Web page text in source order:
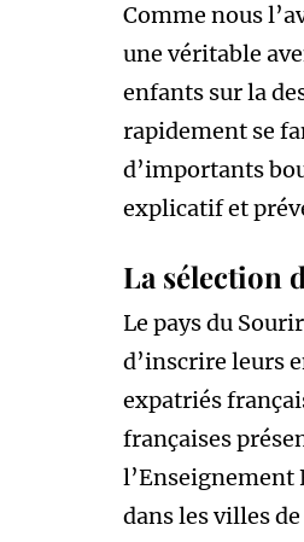
Comme nous
une véritable
enfants sur la
rapidement se
d’importants
explicatif et
La sélection
Le pays du
d’inscrire leurs
expatriés
françaises
l’Enseignement
dans les villes